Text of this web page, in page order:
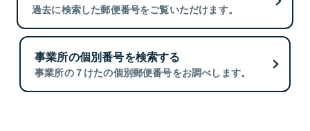
過去に検索した郵便番号をご覧いただけます。
事業所の個別番号を検索する
事業所の７けたの個別郵便番号をお調べします。